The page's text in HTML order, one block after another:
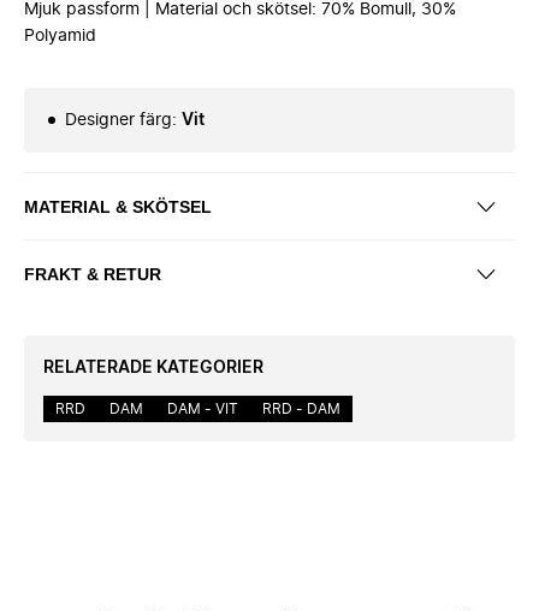
Mjuk passform | Material och skötsel: 70% Bomull, 30%
Polyamid
Designer färg: Vit
MATERIAL & SKÖTSEL
FRAKT & RETUR
RELATERADE KATEGORIER
RRD DAM DAM - VIT RRD - DAM